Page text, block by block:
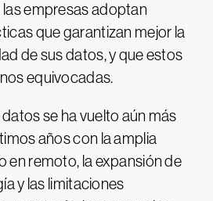
empresas adoptan
que garantizan mejor la
de sus datos, y que estos
equivocadas.
se ha vuelto aún más
años con la amplia
en remoto, la expansión de
y las limitaciones